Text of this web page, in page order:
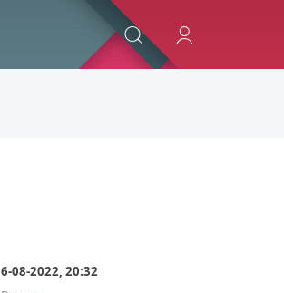
ИСКАТЬ
6-08-2022, 20:32